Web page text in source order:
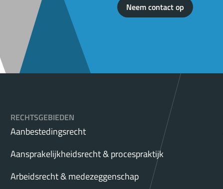
Neem contact op
RECHTSGEBIEDEN
Aanbestedingsrecht
Aansprakelijkheidsrecht & procespraktijk
Arbeidsrecht & medezeggenschap